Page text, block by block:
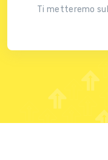
Ti metteremo